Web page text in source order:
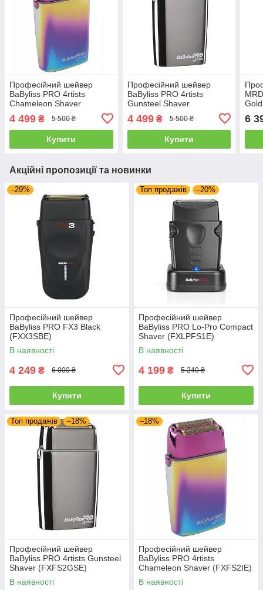
Професійний шейвер
BaByliss PRO 4rtists
Chameleon Shaver
4 499 ₴ 5 500 ₴
Купити
Професійний шейвер
BaByliss PRO 4rtists
Gunsteel Shaver
4 499₴ 5 500 ₴
Купити
6
Акційні пропозиції та новинки
–29%
Професійний шейвер
BaByliss PRO FX3 Black
(FXX3SBE)
В наявності
4 249 ₴ 6 000 ₴
Купити
Топ продажів –20%
Професійний шейвер
BaByliss PRO Lo-Pro Compact
Shaver (FXLPFS1E)
В наявності
4 199 ₴ 5 240 ₴
Купити
Топ продажів –18%
Професійний шейвер
BaByliss PRO 4rtists Gunsteel
Shaver (FXFS2GSE)
В наявності
–18%
Професійний шейвер
BaByliss PRO 4rtists
Chameleon Shaver (FXFS2IE)
В наявності